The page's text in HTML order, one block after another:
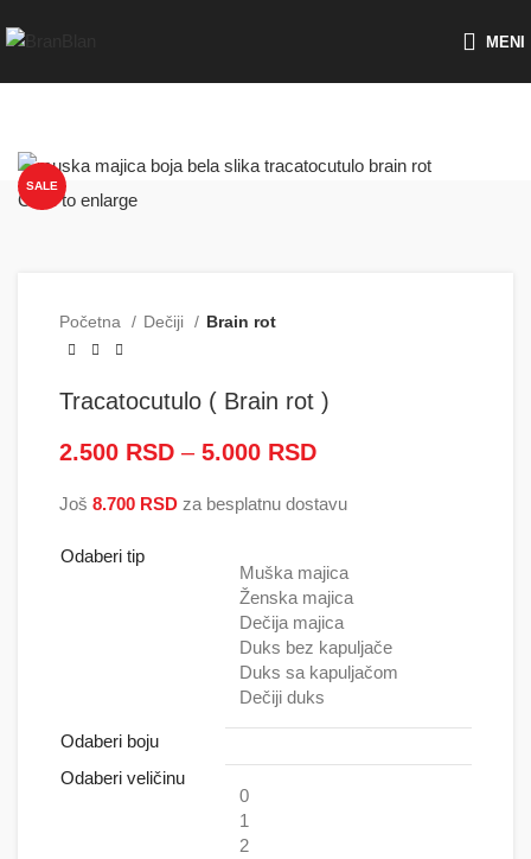
MENI
SALE
Click to enlarge
Početna Dečiji Brain rot
Tracatocutulo ( Brain rot )
2.500 RSD – 5.000 RSD
5.000 RSD
Još 8.700 RSD za besplatnu dostavu
Odaberi tip
Muška majica
Ženska majica
Dečija majica
Duks bez kapuljače
Duks sa kapuljačom
Dečiji duks
Odaberi boju
Odaberi veličinu
0
1
2
Besplatna dostava za porudžbine preko